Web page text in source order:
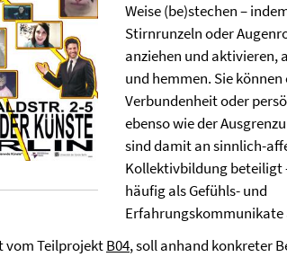
Weise (be)stechen –
Stirnrunzeln oder
anziehen und aktivieren,
und hemmen. Sie können
Verbundenheit oder
ebenso wie der
sind damit an sinnlich-
Kollektivbildung beteiligt
häufig als Gefühls- und
Erfahrungskommunikate
vom TeilprojektB04, soll anhand konkreter